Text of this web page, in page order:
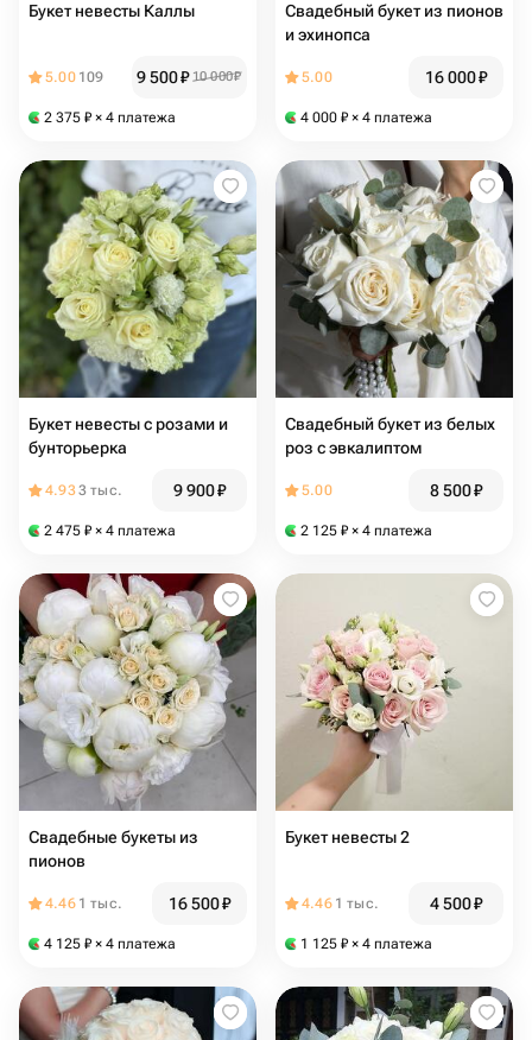
Букет невесты Каллы
5.00 109 9 500₽ 10 000₽
2 375 ₽ × 4 платежа
Свадебный букет из пионов
и эхинопса
5.00 16 000₽
4 000 ₽ × 4 платежа
Букет невесты с розами и
бунторьерка
4.933 тыс. 9 900₽
2 475 ₽ × 4 платежа
Свадебный букет из белых
роз с эвкалиптом
5.00 8 500₽
2 125 ₽ × 4 платежа
Свадебные букеты из
пионов
4.46 1 тыс. 16 500₽
4 125 ₽ × 4 платежа
Букет невесты 2
4.46 1 тыс. 4 500₽
1 125 ₽ × 4 платежа